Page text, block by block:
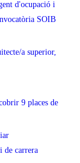
d'ocupació i
SOIB
a superior,
9 places de
de carrera